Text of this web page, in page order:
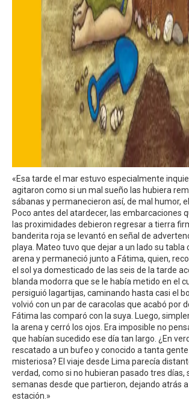
«Esa tarde el mar estuvo especialmente
agitaron como si un mal sueño las hubiera
sábanas y permanecieron así, de mal humor,
Poco antes del atardecer, las embarcaciones
las proximidades debieron regresar a tierra
banderita roja se levantó en señal de
playa. Mateo tuvo que dejar a un lado su tabla
arena y permaneció junto a Fátima, quien,
el sol ya domesticado de las seis de la tarde
blanda modorra que se le había metido en el
persiguió lagartijas, caminando hasta casi el
volvió con un par de caracolas que acabó por
Fátima las comparó con la suya. Luego,
la arena y cerró los ojos. Era imposible no
que habían sucedido ese día tan largo. ¿En
rescatado a un bufeo y conocido a tanta
misteriosa? El viaje desde Lima parecía
verdad, como si no hubieran pasado tres días,
semanas desde que partieron, dejando atrás
estación.»